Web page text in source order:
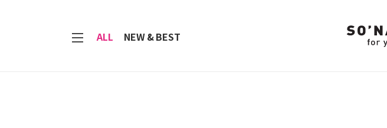
ALL NEW & BEST